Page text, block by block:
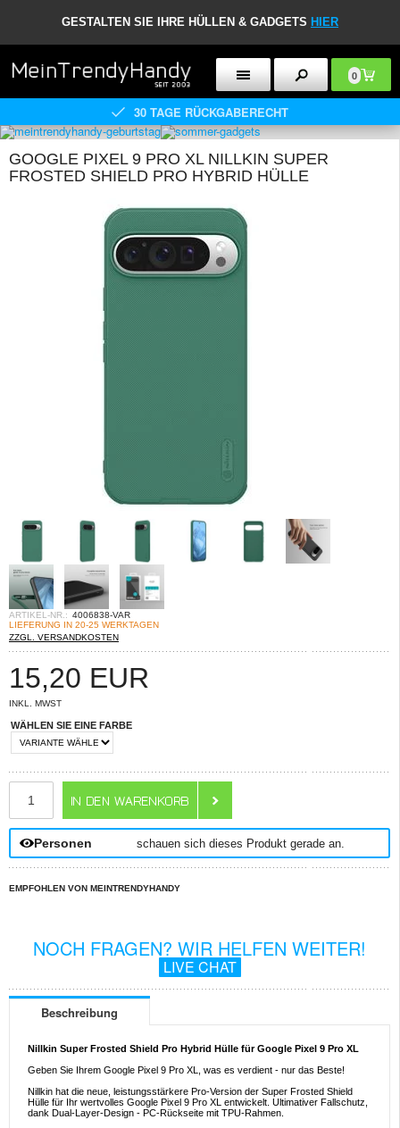
GESTALTEN SIE IHRE HÜLLEN & GADGETS HIER
0
30 TAGE RÜCKGABERECHT
GOOGLE PIXEL 9 PRO XL NILLKIN SUPER
FROSTED SHIELD PRO HYBRID HÜLLE
ARTIKEL-NR.: 4006838-VAR
LIEFERUNG IN 20-25 WERKTAGEN
ZZGL. VERSANDKOSTEN
15,20 EUR
INKL. MWST
WÄHLEN SIE EINE FARBE
Personen schauen sich dieses Produkt gerade an.
EMPFOHLEN VON MEINTRENDYHANDY
NOCH FRAGEN? WIR HELFEN WEITER!
LIVE CHAT
Beschreibung
Nillkin Super Frosted Shield Pro Hybrid Hülle für Google Pixel 9 Pro XL
Geben Sie Ihrem Google Pixel 9 Pro XL, was es verdient - nur das Beste!
Nillkin hat die neue, leistungsstärkere Pro-Version der Super Frosted Shield
Hülle für Ihr wertvolles Google Pixel 9 Pro XL entwickelt. Ultimativer Fallschutz,
dank Dual-Layer-Design - PC-Rückseite mit TPU-Rahmen.